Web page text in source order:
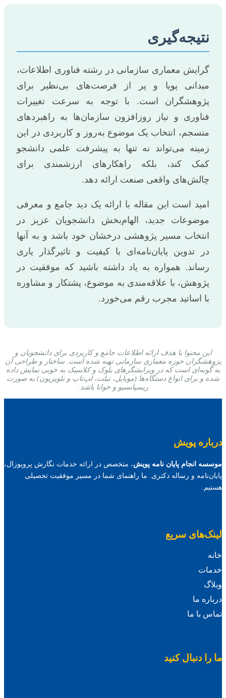
نتیجه‌گیری
گرایش معماری سازمانی در رشته فناوری اطلاعات،
میدانی پویا و پر از فرصت‌های بی‌نظیر برای
پژوهشگران است. با توجه به سرعت تغییرات
فناوری و نیاز روزافزون سازمان‌ها به راهبردهای
منسجم، انتخاب یک موضوع به‌روز و کاربردی در این
زمینه می‌تواند نه تنها به پیشرفت علمی دانشجو
کمک کند، بلکه راهکارهای ارزشمندی برای
چالش‌های واقعی صنعت ارائه دهد.
امید است این مقاله با ارائه یک دید جامع و معرفی
موضوعات جدید، الهام‌بخش دانشجویان عزیز در
انتخاب مسیر پژوهشی درخشان خود باشد و به آنها
در تدوین پایان‌نامه‌ای با کیفیت و تاثیرگذار یاری
رساند. همواره به یاد داشته باشید که موفقیت در
پژوهش، با علاقه‌مندی به موضوع، پشتکار و مشاوره
با اساتید مجرب رقم می‌خورد.
این محتوا با هدف ارائه اطلاعات جامع و کاربردی برای دانشجویان و
پژوهشگران حوزه معماری سازمانی تهیه شده است. ساختار و طراحی آن
به گونه‌ای است که در ویرایشگرهای بلوک و کلاسیک به خوبی نمایش داده
شده و برای انواع دستگاه‌ها (موبایل، تبلت، لپ‌تاپ و تلویزیون) به صورت
ریسپانسیو و خوانا باشد.
درباره پویش
موسسه انجام پایان نامه پویش، متخصص در ارائه خدمات نگارش پروپوزال،
پایان‌نامه و رساله دکتری. ما راهنمای شما در مسیر موفقیت تحصیلی
هستیم.
لینک‌های سریع
خانه
خدمات
وبلاگ
درباره ما
تماس با ما
ما را دنبال کنید